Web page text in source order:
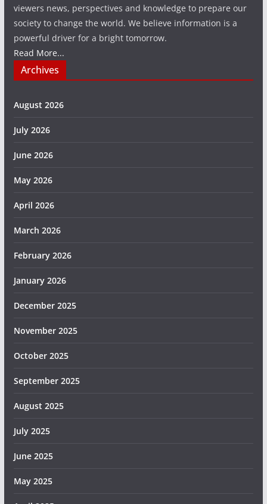
viewers news, perspectives and knowledge to prepare our
society to change the world. We believe information is a
powerful driver for a bright tomorrow.
Read More...
Archives
August 2026
July 2026
June 2026
May 2026
April 2026
March 2026
February 2026
January 2026
December 2025
November 2025
October 2025
September 2025
August 2025
July 2025
June 2025
May 2025